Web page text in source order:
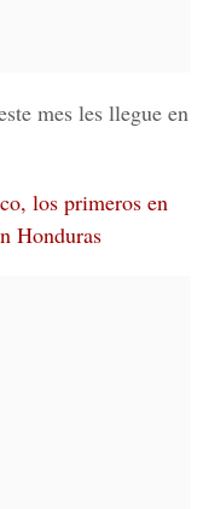
mes les llegue en
los primeros en
Honduras